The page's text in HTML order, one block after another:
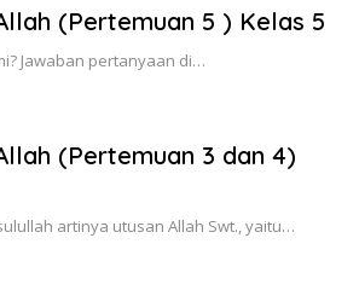
(Pertemuan 5 ) Kelas 5
Jawaban pertanyaan di…
(Pertemuan 3 dan 4)
artinya utusan Allah Swt., yaitu…